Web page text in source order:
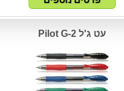
עט ג'ל Pilot G-2